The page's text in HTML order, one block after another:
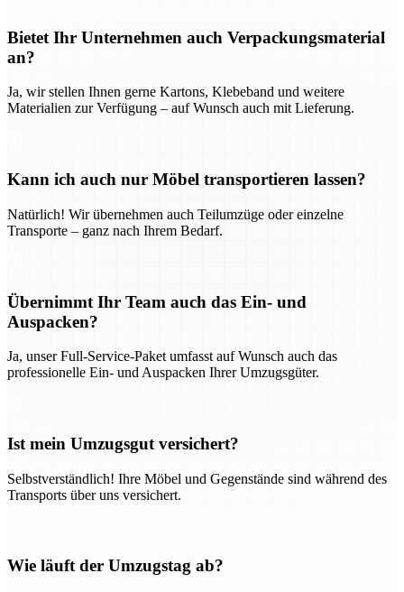
Bietet Ihr Unternehmen auch Verpackungsmaterial
an?
Ja, wir stellen Ihnen gerne Kartons, Klebeband und weitere
Materialien zur Verfügung – auf Wunsch auch mit Lieferung.
Kann ich auch nur Möbel transportieren lassen?
Natürlich! Wir übernehmen auch Teilumzüge oder einzelne
Transporte – ganz nach Ihrem Bedarf.
Übernimmt Ihr Team auch das Ein- und
Auspacken?
Ja, unser Full-Service-Paket umfasst auf Wunsch auch das
professionelle Ein- und Auspacken Ihrer Umzugsgüter.
Ist mein Umzugsgut versichert?
Selbstverständlich! Ihre Möbel und Gegenstände sind während des
Transports über uns versichert.
Wie läuft der Umzugstag ab?